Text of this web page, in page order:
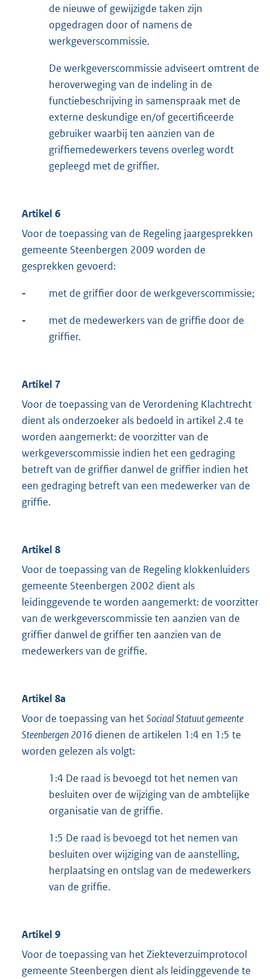
de nieuwe of gewijzigde taken zijn
opgedragen door of namens de
werkgeverscommissie.
De werkgeverscommissie adviseert omtrent de
heroverweging van de indeling in de
functiebeschrijving in samenspraak met de
externe deskundige en/of gecertificeerde
gebruiker waarbij ten aanzien van de
griffiemedewerkers tevens overleg wordt
gepleegd met de griffier.
Artikel 6
Voor de toepassing van de Regeling jaargesprekken
gemeente Steenbergen 2009 worden de
gesprekken gevoerd:
- met de griffier door de werkgeverscommissie;
-
met de medewerkers van de griffie door de
griffier.
Artikel 7
Voor de toepassing van de Verordening Klachtrecht
dient als onderzoeker als bedoeld in artikel 2.4 te
worden aangemerkt: de voorzitter van de
werkgeverscommissie indien het een gedraging
betreft van de griffier danwel de griffier indien het
een gedraging betreft van een medewerker van de
griffie.
Artikel 8
Voor de toepassing van de Regeling klokkenluiders
gemeente Steenbergen 2002 dient als
leidinggevende te worden aangemerkt: de voorzitter
van de werkgeverscommissie ten aanzien van de
griffier danwel de griffier ten aanzien van de
medewerkers van de griffie.
Artikel 8a
Voor de toepassing van hetSociaal Statuut gemeente
Steenbergen 2016 dienen de artikelen 1:4 en 1:5 te
worden gelezen als volgt:
1:4 De raad is bevoegd tot het nemen van
besluiten over de wijziging van de ambtelijke
organisatie van de griffie.
1:5 De raad is bevoegd tot het nemen van
besluiten over wijziging van de aanstelling,
herplaatsing en ontslag van de medewerkers
van de griffie.
Artikel 9
Voor de toepassing van het Ziekteverzuimprotocol
gemeente Steenbergen dient als leidinggevende te